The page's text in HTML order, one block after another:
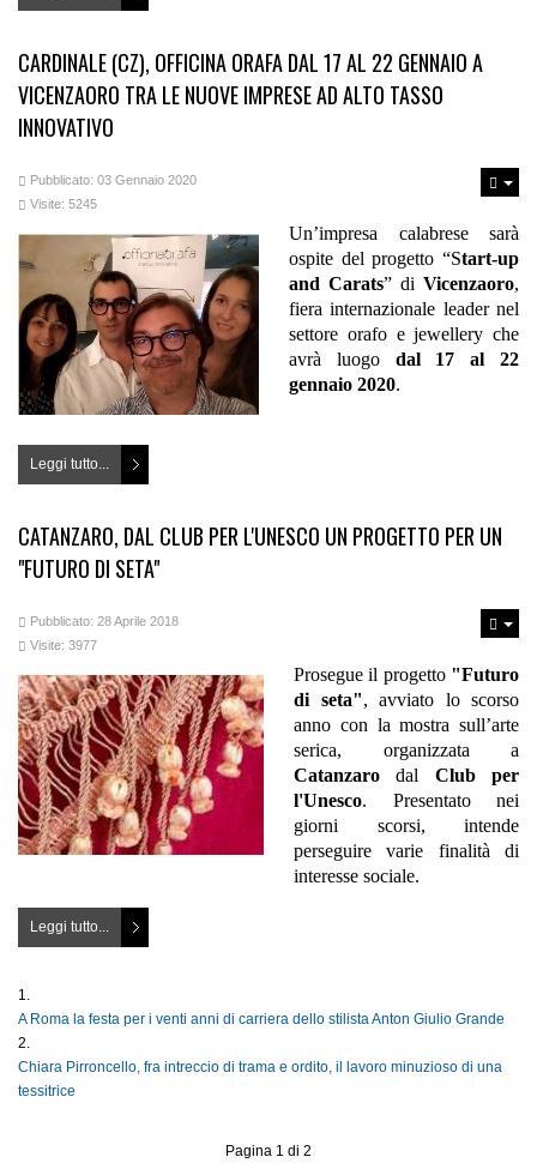
CARDINALE (CZ), OFFICINA ORAFA DAL 17 AL 22 GENNAIO A
VICENZAORO TRA LE NUOVE IMPRESE AD ALTO TASSO
INNOVATIVO
Pubblicato: 03 Gennaio 2020
Visite: 5245
Un’impresa calabrese sarà
ospite del progetto “Start-up
and Carats” di Vicenzaoro,
fiera internazionale leader nel
settore orafo e jewellery che
avrà luogo dal 17 al 22
gennaio 2020.
Leggi tutto...
CATANZARO, DAL CLUB PER L'UNESCO UN PROGETTO PER UN
"FUTURO DI SETA"
Pubblicato: 28 Aprile 2018
Visite: 3977
Prosegue il progetto"Futuro
di seta", avviato lo scorso
anno con la mostra sull’arte
serica, organizzata a
Catanzaro dal Club per
l'Unesco. Presentato nei
giorni scorsi, intende
perseguire varie finalità di
interesse sociale.
Leggi tutto...
A Roma la festa per i venti anni di carriera dello stilista Anton Giulio Grande
Chiara Pirroncello, fra intreccio di trama e ordito, il lavoro minuzioso di una
tessitrice
Pagina 1 di 2